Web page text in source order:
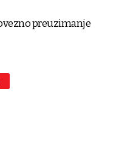
preuzimanje